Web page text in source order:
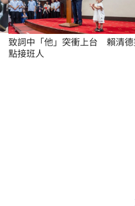
致詞中「他」突衝上台　賴清
點接班人